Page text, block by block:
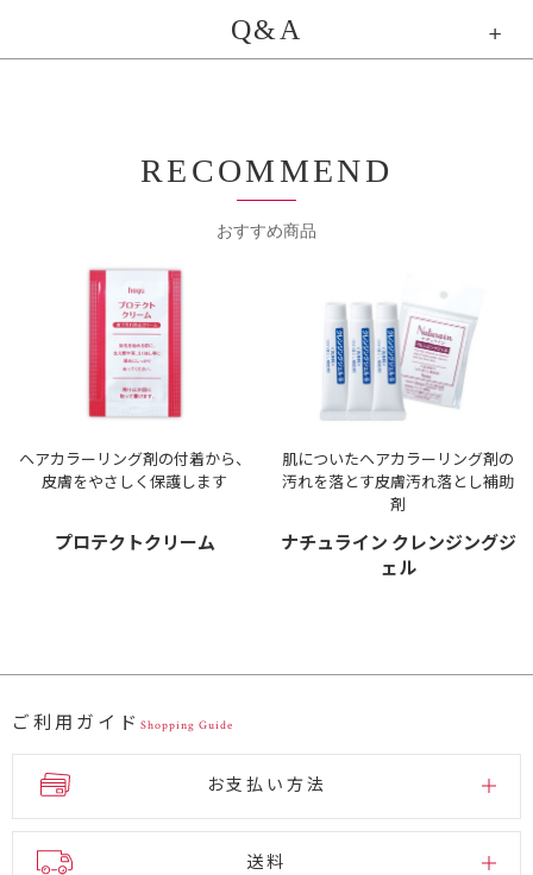
Q&A
RECOMMEND
おすすめ商品
ヘアカラーリング剤の付着から、
皮膚をやさしく保護します
プロテクトクリーム
肌についたヘアカラーリング剤の
汚れを落とす皮膚汚れ落とし補助
剤
ナチュライン クレンジングジ
ェル
ご利用ガイド Shopping Guide
お支払い方法
送料